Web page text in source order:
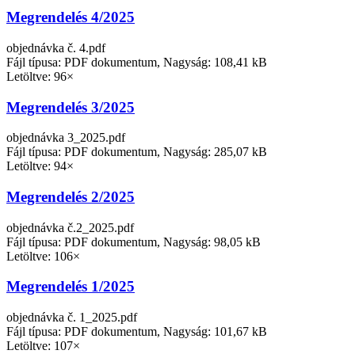
Megrendelés 4/2025
objednávka č. 4.pdf
Fájl típusa: PDF dokumentum, Nagyság: 108,41 kB
Letöltve: 96×
Megrendelés 3/2025
objednávka 3_2025.pdf
Fájl típusa: PDF dokumentum, Nagyság: 285,07 kB
Letöltve: 94×
Megrendelés 2/2025
objednávka č.2_2025.pdf
Fájl típusa: PDF dokumentum, Nagyság: 98,05 kB
Letöltve: 106×
Megrendelés 1/2025
objednávka č. 1_2025.pdf
Fájl típusa: PDF dokumentum, Nagyság: 101,67 kB
Letöltve: 107×